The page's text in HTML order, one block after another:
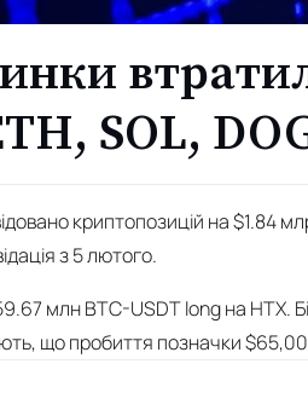
SOL,
криптопозицій на $1.84
з 5 лютого.
млн BTC-USDT long на HTX.
що пробиття позначки